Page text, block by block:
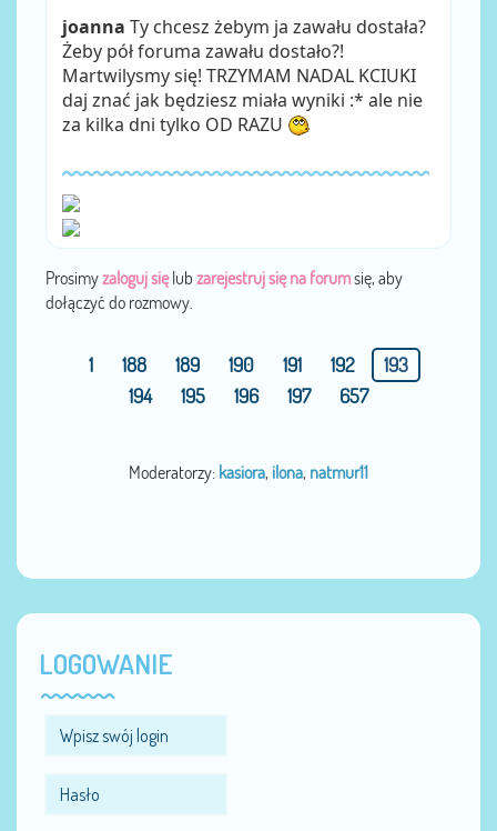
joanna Ty chcesz żebym ja zawału dostała?
Żeby pół foruma zawału dostało?!
Martwilysmy się! TRZYMAM NADAL KCIUKI
daj znać jak będziesz miała wyniki :* ale nie
za kilka dni tylko OD RAZU
Prosimyzaloguj sięlub zarejestruj się na forumsię, aby
dołączyć do rozmowy.
1 188 189 190 191 192
193
194
195 196 197 657
Moderatorzy: kasiora, ilona, natmur11
LOGOWANIE